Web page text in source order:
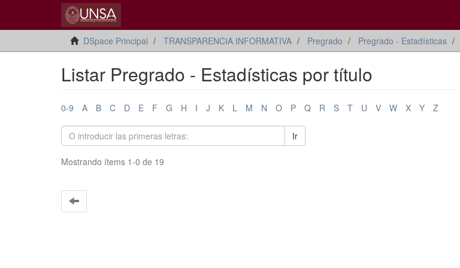
DSpace Principal TRANSPARENCIA INFORMATIVA Pregrado Pregrado - Estadísticas
Listar Pregrado - Estadísticas por título
0-9 A B C D E F G H I J K L M N O P Q R S T U V W X Y Z
Ir
Mostrando ítems 1-0 de 19